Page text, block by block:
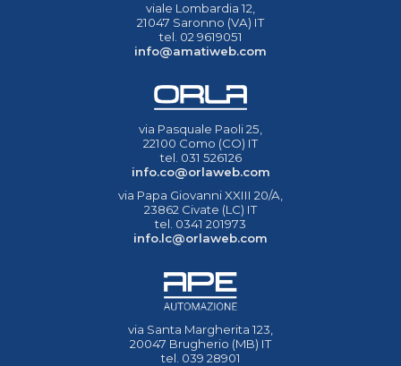
viale Lombardia 12,
21047 Saronno (VA) IT
tel. 02 9619051
info@amatiweb.com
via Pasquale Paoli 25,
22100 Como (CO) IT
tel. 031 526126
info.co@orlaweb.com
via Papa Giovanni XXIII 20/A,
23862 Civate (LC) IT
tel. 0341 201973
info.lc@orlaweb.com
via Santa Margherita 123,
20047 Brugherio (MB) IT
tel. 039 28901